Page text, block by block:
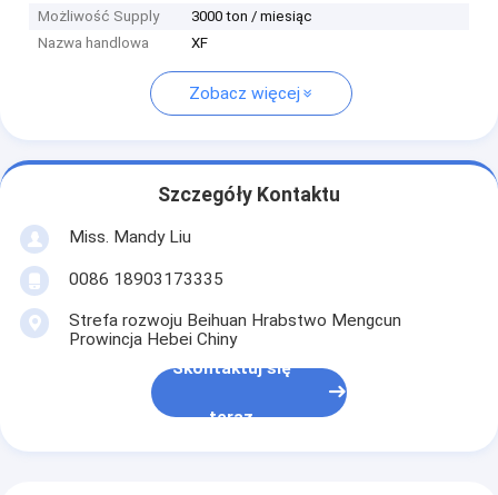
Możliwość Supply
3000 ton / miesiąc
Nazwa handlowa
XF
Zobacz więcej
Szczegóły Kontaktu
Miss. Mandy Liu
0086 18903173335
Strefa rozwoju Beihuan Hrabstwo Mengcun
Prowincja Hebei Chiny
Skontaktuj się
teraz